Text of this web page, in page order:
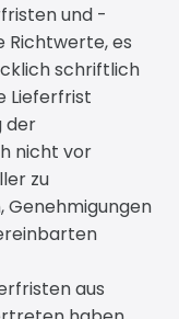
und -
Richtwerte, es
schriftlich
Lieferfrist
der
nicht vor
zu
Genehmigungen
aus